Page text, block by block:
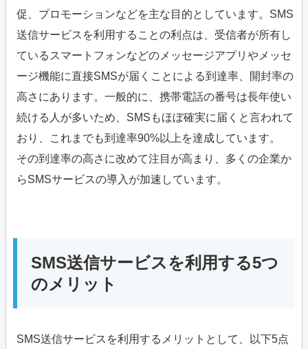
促、プロモーションなどを主な目的としています。SMS
送信サービスを利用することの利点は、受信者が所有し
ているスマートフォンなどのメッセージアプリやメッセ
ージ機能に直接SMSが届くことによる到達率、開封率の
高さにあります。一般的に、携帯電話の番号は長年使い
続ける人が多いため、SMSもほぼ確実に届くと言われて
おり、これまでも到達率90%以上を達成しています。
その到達率の高さに改めて注目が高まり、多くの企業か
らSMSサービスの導入が加速しています。
SMS送信サービスを利用する5つ
のメリット
SMS送信サービスを利用するメリットとして、以下5点